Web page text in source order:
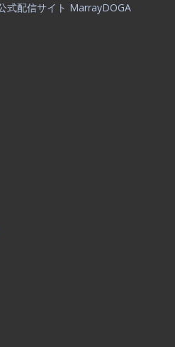
式配信サイト MarrayDOGA